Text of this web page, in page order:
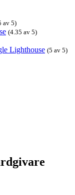
av 5)
(4.35 av 5)
Lighthouse (5 av 5)